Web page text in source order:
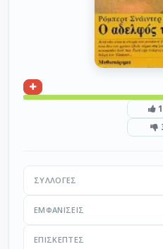
ΣΥΛΛΟΓΈΣ
ΕΜΦΑΝΊΣΕΙΣ
ΕΠΙΣΚΈΠΤΕΣ